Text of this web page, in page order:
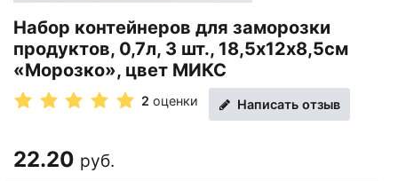
Набор контейнеров для заморозки
продуктов, 0,7л, 3 шт., 18,5х12х8,5см
«Морозко», цвет МИКС
2оценки Написать отзыв
22.20 руб.